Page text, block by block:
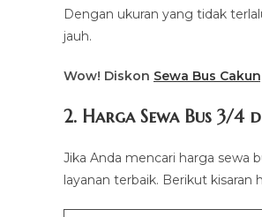
Dengan ukuran yang tidak
jauh.
Wow! Diskon Sewa Bus
2. Harga Sewa Bus 3/4
Jika Anda mencari harga sewa
layanan terbaik. Berikut kisaran